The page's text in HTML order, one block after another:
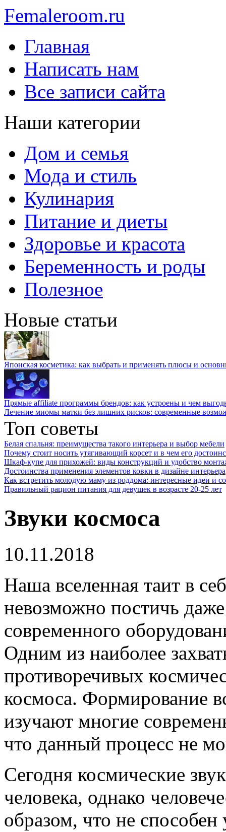
Femaleroom.ru
Главная
Написать нам
Все записи сайта
Наши категории
Дом и семья
Мода и стиль
Кулинария
Питание и диеты
Здоровье и красота
Беременность и роды
Полезное
Новые статьи
Японская косметика: как выбрать и применять плюсы и
Прямые affiliate программы брендов: как устроены и чем
Лечение миомы матки без лишних рисков: современные
Топ советы
Белая спальня: преимущества такого интерьера и выбор мебели
Почему стоит носить утягивающий корсет и в чем его
Шкаф-купе для прихожей: виды конструкций и удобство
Достоинства применения элементов ковки в дизайне интерьера
Как встретить молодую маму из роддома: интересные идеи и
Правильный рацион питания для девушек в возрасте 20-25 лет
Звуки космоса
10.11.2018
Наша вселенная таит в
невозможно постичь
современного
Одним из наиболее
противоречивых
космоса. Формирование
изучают многие
что данный процесс не
Сегодня космические
человека, однако
образом, что не способен